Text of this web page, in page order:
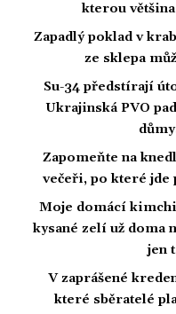
kterou
Zapadlý poklad v
ze sklepa
Su-34 předstírají
Ukrajinská PVO
Zapomeňte na
večeři, po které jde
Moje domácí
kysané zelí už doma
jen
V zaprášené
které sběratelé